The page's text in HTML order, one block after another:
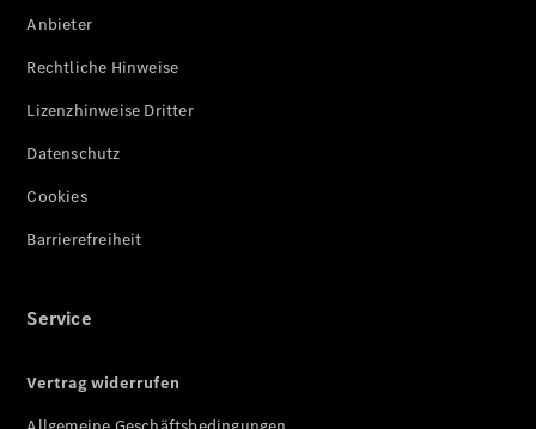
Anbieter
Rechtliche Hinweise
Lizenzhinweise Dritter
Datenschutz
Cookies
Barrierefreiheit
Service
Vertrag widerrufen